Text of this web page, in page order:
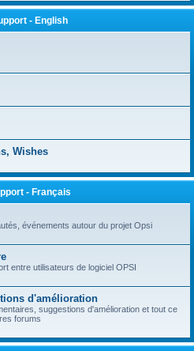
- English
Wishes
- Français
événements autour du projet Opsi
entre utilisateurs de logiciel OPSI
d'amélioration
suggestions d'amélioration et tout ce
forums